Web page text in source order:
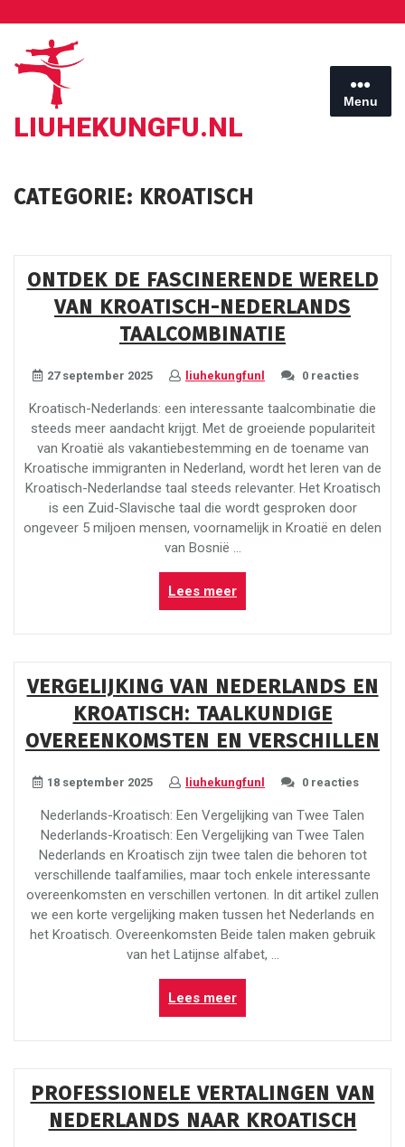
inhoud
LIUHEKUNGFU.NL
Menu
CATEGORIE: KROATISCH
ONTDEK DE FASCINERENDE WERELD
VAN KROATISCH-NEDERLANDS
TAALCOMBINATIE
27 september 2025 liuhekungfunl 0 reacties
Kroatisch-Nederlands: een interessante taalcombinatie die
steeds meer aandacht krijgt. Met de groeiende populariteit
van Kroatië als vakantiebestemming en de toename van
Kroatische immigranten in Nederland, wordt het leren van de
Kroatisch-Nederlandse taal steeds relevanter. Het Kroatisch
is een Zuid-Slavische taal die wordt gesproken door
ongeveer 5 miljoen mensen, voornamelijk in Kroatië en delen
van Bosnië …
Lees meer“Ontdek
de
Fascinerende
Kroatisch-
Nederlands
Taalcombinatie”
VERGELIJKING VAN NEDERLANDS EN
KROATISCH: TAALKUNDIGE
OVEREENKOMSTEN EN VERSCHILLEN
18 september 2025 liuhekungfunl 0 reacties
Nederlands-Kroatisch: Een Vergelijking van Twee Talen
Nederlands-Kroatisch: Een Vergelijking van Twee Talen
Nederlands en Kroatisch zijn twee talen die behoren tot
verschillende taalfamilies, maar toch enkele interessante
overeenkomsten en verschillen vertonen. In dit artikel zullen
we een korte vergelijking maken tussen het Nederlands en
het Kroatisch. Overeenkomsten Beide talen maken gebruik
van het Latijnse alfabet, …
Lees meer“Vergelijking
van
Nederlands
Taalkundige
Overeenkomsten
PROFESSIONELE VERTALINGEN VAN
NEDERLANDS NAAR KROATISCH